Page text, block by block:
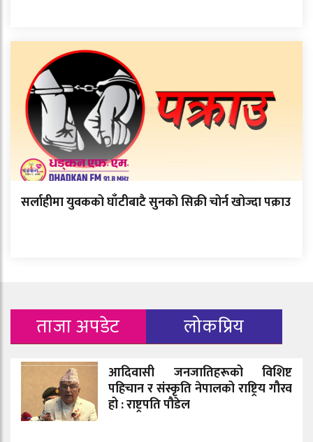
सर्लाहीमा युवकको घाँटीबाटै सुनको सिक्री चोर्न खोज्दा पक्राउ
ताजा अपडेट लोकप्रिय
आदिवासी जनजातिहरूको विशिष्ट
पहिचान र संस्कृति नेपालको राष्ट्रिय गौरव
हो : राष्ट्रपति पौडेल